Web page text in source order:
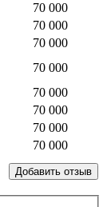
70 000
70 000
70 000
70 000
70 000
70 000
70 000
70 000